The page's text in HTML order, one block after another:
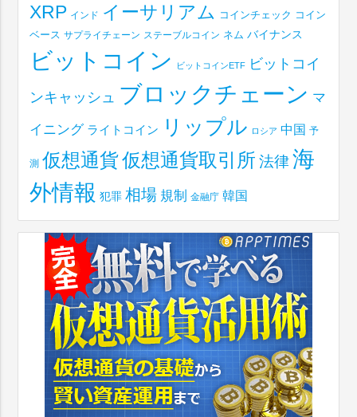
XRP インド イーサリアム コインチェック コイン
ベース サプライチェーン ステーブルコイン ネム バイナンス
ビットコイン ビットコインETF ビットコイ
ンキャッシュ ブロックチェーン マ
イニング ライトコイン リップル ロシア 中国 予
測 仮想通貨仮想通貨取引所 法律 海
外情報 犯罪 相場 規制 金融庁 韓国